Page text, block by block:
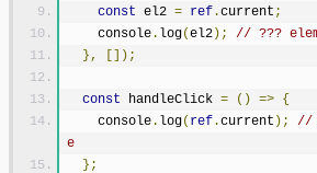
const el2 = ref .current ;
    console
. log(el2 );
// ???
},
[]);
const handleClick = () => {
    console
. log( ref.current );
//
e
};